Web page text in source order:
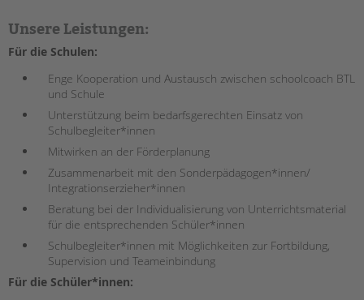
schoolcoach BTL
tandem international
KARRIERE
Stellenangebote
tandem als Arbeitgeberin
NEWS/BLOG
unkuerzbar
Briefe an Kai
PRESSE
Magazin
Unsere Leistungen:
Für die Schulen:
Enge Kooperation und Austausch zwischen schoolcoach BTL
und Schule
Unterstützung beim bedarfsgerechten Einsatz von
Schulbegleiter*innen
Mitwirken an der Förderplanung
Zusammenarbeit mit den Sonderpädagogen*innen/
Integrationserzieher*innen
Beratung bei der Individualisierung von Unterrichtsmaterial
für die entsprechenden Schüler*innen
Schulbegleiter*innen mit Möglichkeiten zur Fortbildung,
Supervision und Teameinbindung
Für die Schüler*innen: